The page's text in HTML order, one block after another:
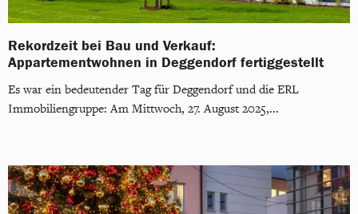
Rekordzeit bei Bau und Verkauf:
Appartementwohnen in Deggendorf fertiggestellt
Es war ein bedeutender Tag für Deggendorf und die ERL
Immobiliengruppe: Am Mittwoch, 27. August 2025,...